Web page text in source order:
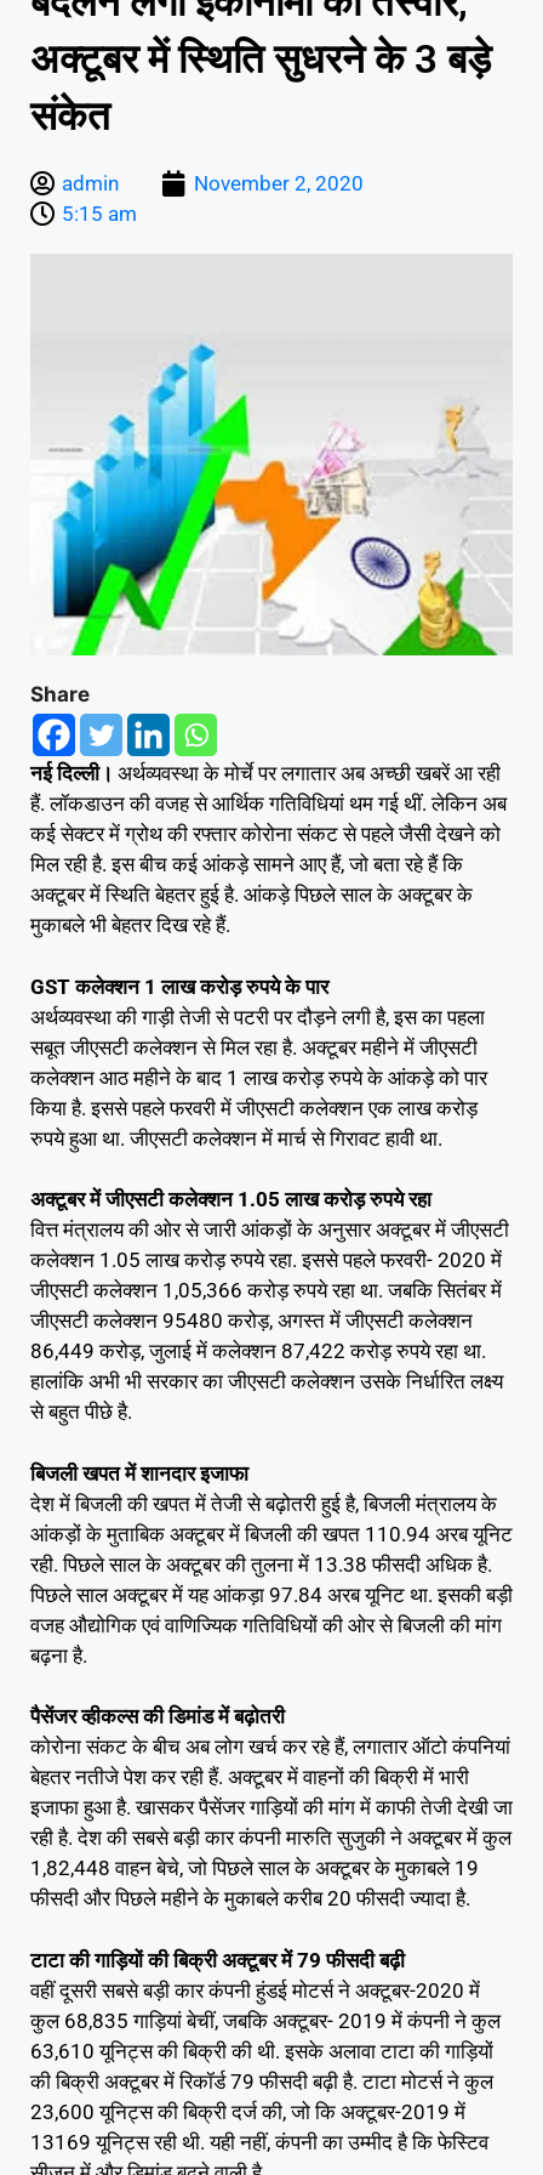
अक्टूबर में स्थिति सुधरने के 3 बड़े
संकेत
admin
November 2, 2020
5:15 am
Share
नई दिल्ली। अर्थव्यवस्था के मोर्चे पर लगातार अब अच्छी खबरें आ रही
हैं. लॉकडाउन की वजह से आर्थिक गतिविधियां थम गई थीं. लेकिन अब
कई सेक्टर में ग्रोथ की रफ्तार कोरोना संकट से पहले जैसी देखने को
मिल रही है. इस बीच कई आंकड़े सामने आए हैं, जो बता रहे हैं कि
अक्टूबर में स्थिति बेहतर हुई है. आंकड़े पिछले साल के अक्टूबर के
मुकाबले भी बेहतर दिख रहे हैं.
GST कलेक्शन 1 लाख करोड़ रुपये के पार
अर्थव्यवस्था की गाड़ी तेजी से पटरी पर दौड़ने लगी है, इस का पहला
सबूत जीएसटी कलेक्शन से मिल रहा है. अक्टूबर महीने में जीएसटी
कलेक्शन आठ महीने के बाद 1 लाख करोड़ रुपये के आंकड़े को पार
किया है. इससे पहले फरवरी में जीएसटी कलेक्शन एक लाख करोड़
रुपये हुआ था. जीएसटी कलेक्शन में मार्च से गिरावट हावी था.
अक्टूबर में जीएसटी कलेक्शन 1.05 लाख करोड़ रुपये रहा
वित्त मंत्रालय की ओर से जारी आंकड़ों के अनुसार अक्टूबर में जीएसटी
कलेक्शन 1.05 लाख करोड़ रुपये रहा. इससे पहले फरवरी- 2020 में
जीएसटी कलेक्शन 1,05,366 करोड़ रुपये रहा था. जबकि सितंबर में
जीएसटी कलेक्शन 95480 करोड़, अगस्त में जीएसटी कलेक्शन
86,449 करोड़, जुलाई में कलेक्शन 87,422 करोड़ रुपये रहा था.
हालांकि अभी भी सरकार का जीएसटी कलेक्शन उसके निर्धारित लक्ष्य
से बहुत पीछे है.
बिजली खपत में शानदार इजाफा
देश में बिजली की खपत में तेजी से बढ़ोतरी हुई है, बिजली मंत्रालय के
आंकड़ों के मुताबिक अक्टूबर में बिजली की खपत 110.94 अरब यूनिट
रही. पिछले साल के अक्टूबर की तुलना में 13.38 फीसदी अधिक है.
पिछले साल अक्टूबर में यह आंकड़ा 97.84 अरब यूनिट था. इसकी बड़ी
वजह औद्योगिक एवं वाणिज्यिक गतिविधियों की ओर से बिजली की मांग
बढ़ना है.
पैसेंजर व्हीकल्स की डिमांड में बढ़ोतरी
कोरोना संकट के बीच अब लोग खर्च कर रहे हैं, लगातार ऑटो कंपनियां
बेहतर नतीजे पेश कर रही हैं. अक्टूबर में वाहनों की बिक्री में भारी
इजाफा हुआ है. खासकर पैसेंजर गाड़ियों की मांग में काफी तेजी देखी जा
रही है. देश की सबसे बड़ी कार कंपनी मारुति सुजुकी ने अक्टूबर में कुल
1,82,448 वाहन बेचे, जो पिछले साल के अक्टूबर के मुकाबले 19
फीसदी और पिछले महीने के मुकाबले करीब 20 फीसदी ज्यादा है.
टाटा की गाड़ियों की बिक्री अक्टूबर में 79 फीसदी बढ़ी
वहीं दूसरी सबसे बड़ी कार कंपनी हुंडई मोटर्स ने अक्टूबर-2020 में
कुल 68,835 गाड़ियां बेचीं, जबकि अक्टूबर- 2019 में कंपनी ने कुल
63,610 यूनिट्स की बिक्री की थी. इसके अलावा टाटा की गाड़ियों
की बिक्री अक्टूबर में रिकॉर्ड 79 फीसदी बढ़ी है. टाटा मोटर्स ने कुल
23,600 यूनिट्स की बिक्री दर्ज की, जो कि अक्टूबर-2019 में
13169 यूनिट्स रही थी. यही नहीं, कंपनी का उम्मीद है कि फेस्टिव